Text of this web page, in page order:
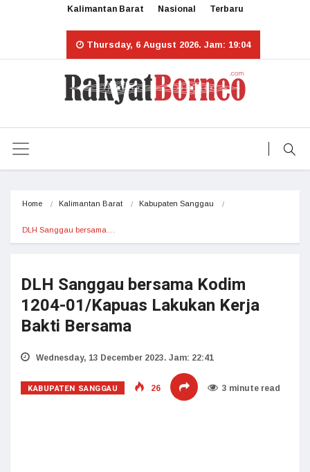
Kalimantan Barat Nasional Terbaru
Thursday, 6 August 2026. Jam: 19:04
Home Kalimantan Barat Kabupaten Sanggau
DLH Sanggau bersama…
DLH Sanggau bersama Kodim
1204-01/Kapuas Lakukan Kerja
Bakti Bersama
Wednesday, 13 December 2023. Jam: 22:41
KABUPATEN SANGGAU 26 3 minute read